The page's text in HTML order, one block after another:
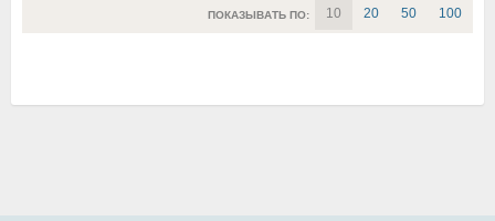
ПОКАЗЫВАТЬ ПО: 10 20 50 100